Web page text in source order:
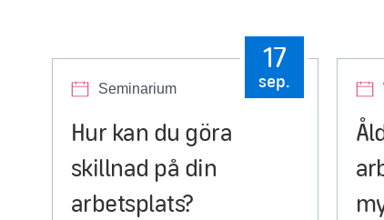
Seminarium
17
sep.
Hur kan du göra
skillnad på din
arbetsplats?